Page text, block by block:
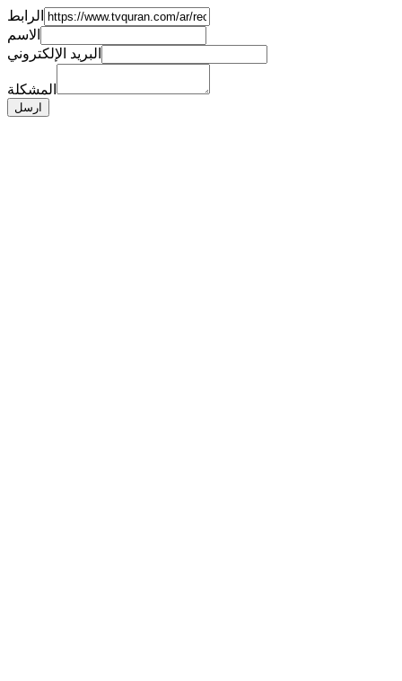
الرابط
الاسم
البريد الإلكتروني
المشكلة
ارسل